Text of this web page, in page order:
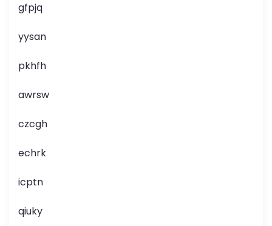
gfpjq
yysan
pkhfh
awrsw
czcgh
echrk
icptn
qiuky